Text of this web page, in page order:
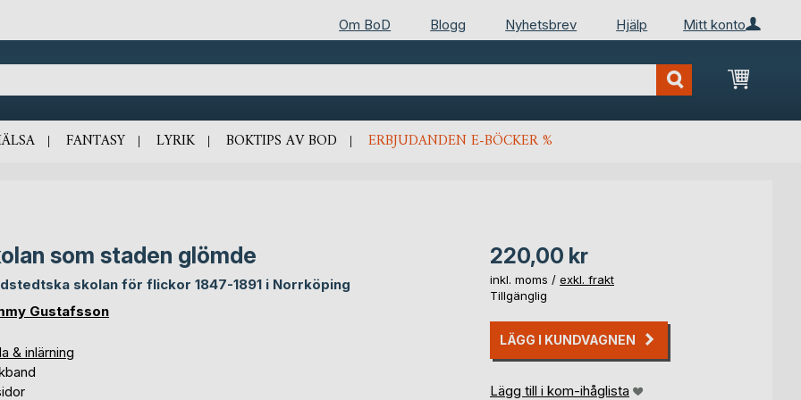
Mitt konto
Om BoD Blogg Nyhetsbrev Hjälp
Min
FANTASY LYRIK BOKTIPS AV BOD ERBJUDANDEN E-BÖCKER %
som staden glömde
skolan för flickor 1847-1891 i Norrköping
Gustafsson
& inlärning
220,00 kr
inkl. moms / exkl. frakt
Tillgänglig
LÄGG I KUNDVAGNEN
Lägg till i kom-ihåglista